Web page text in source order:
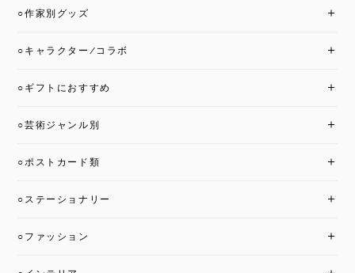
○作家別グッズ
○キャラクター/コラボ
○ギフトにおすすめ
○芸術ジャンル別
○ポストカード類
○ステーショナリー
○ファッション